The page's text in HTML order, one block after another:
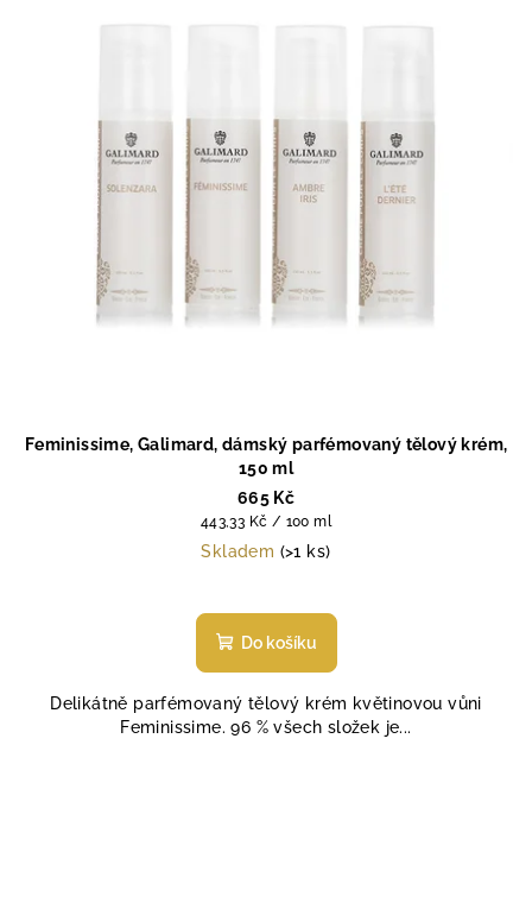
Feminissime, Galimard, dámský parfémovaný tělový krém,
150 ml
665 Kč
Měrná
cena:
443,33 Kč / 100 ml
Skladem (>1 ks)
hodnocení
produktu
z
5
Do košíku
Delikátně parfémovaný tělový krém květinovou vůni
Feminissime. 96 % všech složek je...